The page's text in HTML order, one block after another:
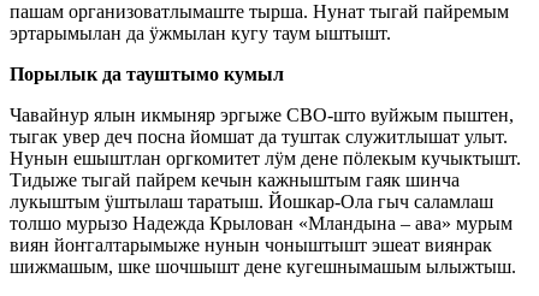
пашам организоватлымаште тырша. Нунат тыгай пайремым
эртарымылан да ӱжмылан кугу таум ыштышт.
Порылык да тауштымо кумыл
Чавайнур ялын икмыняр эргыже СВО-што вуйжым пыштен,
тыгак увер деч посна йомшат да туштак служитлышат улыт.
Нунын ешыштлан оргкомитет лӱм дене пӧлекым кучыктышт.
Тидыже тыгай пайрем кечын кажныштым гаяк шинча
лукыштым ӱштылаш таратыш. Йошкар-Ола гыч саламлаш
толшо мурызо Надежда Крылован «Мландына – ава» мурым
виян йоҥгалтарымыже нунын чоныштышт эшеат виянрак
шижмашым, шке шочшышт дене кугешнымашым ылыжтыш.